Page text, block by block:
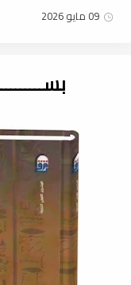
09 مايو 2026